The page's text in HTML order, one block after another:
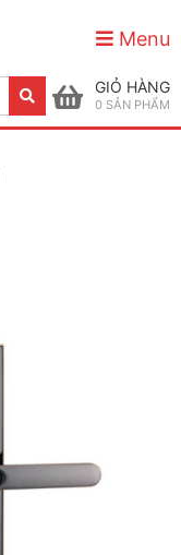
Menu
GIỎ HÀNG
0 SẢN PHẨM